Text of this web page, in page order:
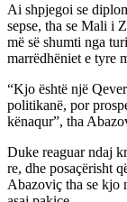
Ai shpjegoi se
sepse, tha se Mali i
më së shumti nga
marrëdhëniet e tyre
“Kjo është një
politikanë, por
kënaqur”, tha
Duke reaguar ndaj
re, dhe posaçërisht
Abazoviç tha se kjo